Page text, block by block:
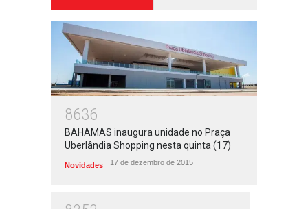
8636
BAHAMAS inaugura unidade no Praça
Uberlândia Shopping nesta quinta (17)
Novidades 17 de dezembro de 2015